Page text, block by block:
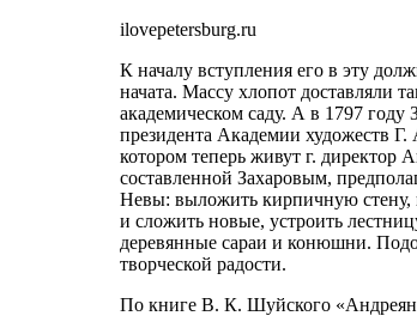
ilovepetersburg.ru
К началу вступления его в эту
начата. Массу хлопот доставляли
академическом саду. А в 1797 году
президента Академии художеств
котором теперь живут г. директор
составленной Захаровым,
Невы: выложить кирпичную стену,
и сложить новые, устроить
деревянные сараи и конюшни.
творческой радости.
По книге В. К. Шуйского «Андреян